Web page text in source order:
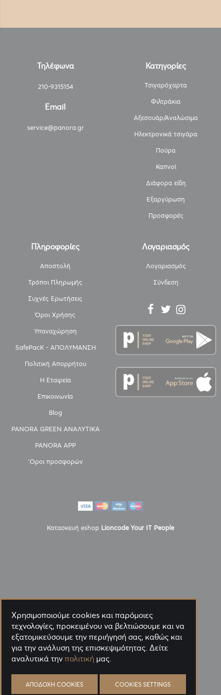
Τηλέφωνα
210-9315154
Email
service@panora.gr
Κατηγορίες
Τσιγαρόχαρτα
Φιλτράκια
Αξεσουάρ/Αναλώσιμα
Ηλεκτρονικά τσιγάρα
Πούρα
Καπνοί
Διάφορα είδη
Εξαργύρωση
Προσφορές
Πληροφορίες
Αποστολή
Τρόποι Πληρωμής
Συχνές Ερωτήσεις
Όροι Χρήσης
Υπαναχώρηση
SafePacK - ΑΠΟΛΥΜΑΝΣΗ
Πολιτική Απορρήτου
Η Εταιρεία
Επικοινωνία
Blog
PANORA GREEN ΑΝΑΛΥΤΙΚΑ
PANORA APP
'Οροι προσφορών
Λογαριασμός
Λογαριασμός
Σύνδεση
Κατασκευή eshop Lioncode Your IT People
Χρησιμοποιούμε cookies και παρόμοιες
τεχνολογίες, προκειμένου να βελτιώσουμε και να
εξατομικεύσουμε την περιήγησή σας, καθώς και
για την ανάλυση της επισκεψιμότητας. Δείτε
αναλυτικά την πολιτική μας.
ΑΠΟΔΟΧΉ COOKIES COOKIES SETTINGS